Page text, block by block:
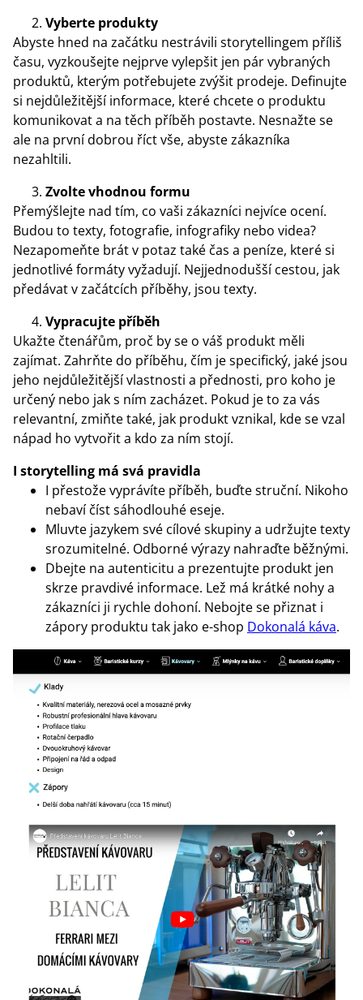
Vyberte produkty
Abyste hned na začátku nestrávili storytellingem příliš
času, vyzkoušejte nejprve vylepšit jen pár vybraných
produktů, kterým potřebujete zvýšit prodeje. Definujte
si nejdůležitější informace, které chcete o produktu
komunikovat a na těch příběh postavte. Nesnažte se
ale na první dobrou říct vše, abyste zákazníka
nezahltili.
Zvolte vhodnou formu
Přemýšlejte nad tím, co vaši zákazníci nejvíce ocení.
Budou to texty, fotografie, infografiky nebo videa?
Nezapomeňte brát v potaz také čas a peníze, které si
jednotlivé formáty vyžadují. Nejjednodušší cestou, jak
předávat v začátcích příběhy, jsou texty.
Vypracujte příběh
Ukažte čtenářům, proč by se o váš produkt měli
zajímat. Zahrňte do příběhu, čím je specifický, jaké jsou
jeho nejdůležitější vlastnosti a přednosti, pro koho je
určený nebo jak s ním zacházet. Pokud je to za vás
relevantní, zmiňte také, jak produkt vznikal, kde se vzal
nápad ho vytvořit a kdo za ním stojí.
I storytelling má svá pravidla
I přestože vyprávíte příběh, buďte struční. Nikoho
nebaví číst sáhodlouhé eseje.
Mluvte jazykem své cílové skupiny a udržujte texty
srozumitelné. Odborné výrazy nahraďte běžnými.
Dbejte na autenticitu a prezentujte produkt jen
skrze pravdivé informace. Lež má krátké nohy a
zákazníci ji rychle dohoní. Nebojte se přiznat i
zápory produktu tak jako e-shop Dokonalá káva.